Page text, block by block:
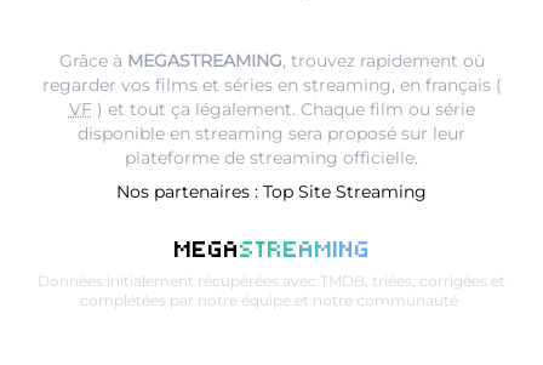
Grâce à MEGASTREAMING, trouvez rapidement où
regarder vos films et séries en streaming, en français (
VF) et tout ça légalement. Chaque film ou série
disponible en streaming sera proposé sur leur
plateforme de streaming officielle.
Nos partenaires : Top Site Streaming
MEGASTREAMING
Données initialement récupérées avec TMDB , triées, corrigées et
complétées par notre équipe et notre communauté